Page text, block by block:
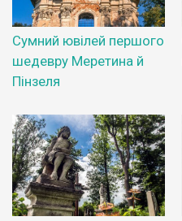
Сумний ювілей першого
шедевру Меретина й
Пінзеля